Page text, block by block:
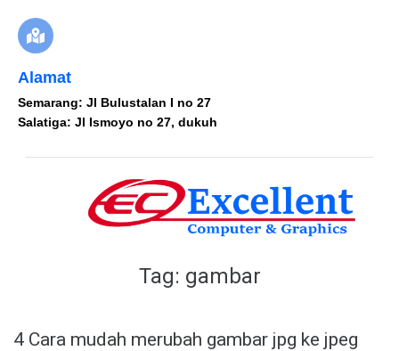
Alamat
Semarang: Jl Bulustalan I no 27
Salatiga: Jl Ismoyo no 27, dukuh
Tag: gambar
4 Cara mudah merubah gambar jpg ke jpeg